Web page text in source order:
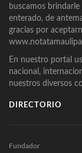
buscamos
enterado, de
gracias por
En nuestro portal
nacional,
nuestros diversos
DIRECTORIO
Fundador